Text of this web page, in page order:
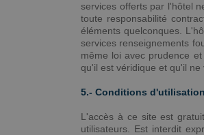
services offerts par l'hôtel
toute responsabilité
éléments quelconques.
services renseignements
même loi avec prudence
qu'il est véridique et qu'il
5.- Conditions
L'accès à ce site est
utilisateurs. Est interdit